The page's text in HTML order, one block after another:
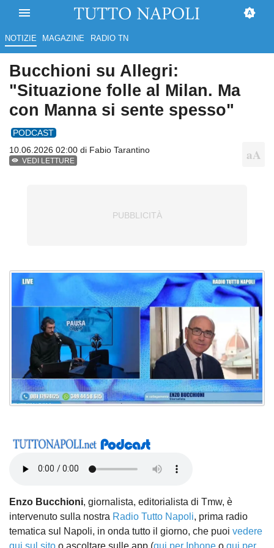
NOTIZIE MAGAZINE RADIO TN
Bucchioni su Allegri:
"Situazione folle al Milan. Ma
con Manna si sente spesso"
PODCAST
10.06.2026 02:00 di Fabio Tarantino
VEDI LETTURE
Enzo Bucchioni, giornalista, editorialista di Tmw, è
intervenuto sulla nostra Radio Tutto Napoli, prima radio
tematica sul Napoli, in onda tutto il giorno, che puoi vedere
qui sul sito o ascoltare sulle app (qui per Iphone o qui per